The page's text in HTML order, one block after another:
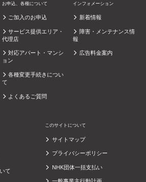
お申込、各種について
ご加入のお申込
サービス提供エリア・
代理店
対応アパート・マンシ
ョン
各種変更手続きについ
て
よくあるご質問
インフォメーション
新着情報
障害・メンテナンス情
報
広告料金案内
て
このサイトについて
サイトマップ
プライバシーポリシー
NHK団体一括支払い